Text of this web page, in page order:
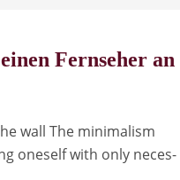
Fernseher an
wall The mini­ma­lism
one­self with only neces­